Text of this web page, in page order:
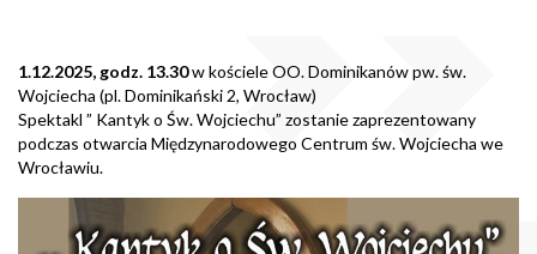
1.12.2025, godz. 13.30w kościele OO. Dominikanów pw. św.
Wojciecha (pl. Dominikański 2, Wrocław)
Spektakl ” Kantyk o Św. Wojciechu” zostanie zaprezentowany
podczas otwarcia Międzynarodowego Centrum św. Wojciecha we
Wrocławiu.